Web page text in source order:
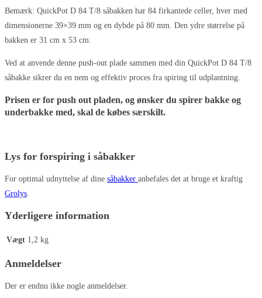
Bemærk: QuickPot D 84 T/8 såbakken har 84 firkantede celler, hver med
dimensionerne 39×39 mm og en dybde på 80 mm. Den ydre størrelse på
bakken er 31 cm x 53 cm.
Ved at anvende denne push-out plade sammen med din QuickPot D 84 T/8
såbakke sikrer du en nem og effektiv proces fra spiring til udplantning.
Prisen er for push out pladen, og ønsker du spirer bakke og
underbakke med, skal de købes særskilt.
Lys for forspiring i såbakker
For optimal udnyttelse af dine såbakker anbefales det at bruge et kraftig
Grolys.
Yderligere information
Vægt 1,2 kg
Anmeldelser
Der er endnu ikke nogle anmeldelser.